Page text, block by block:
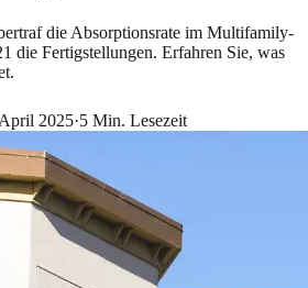
die Absorptionsrate im Multifamily-
die Fertigstellungen. Erfahren Sie, was
2025·5 Min. Lesezeit